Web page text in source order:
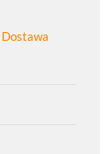
Dostawa